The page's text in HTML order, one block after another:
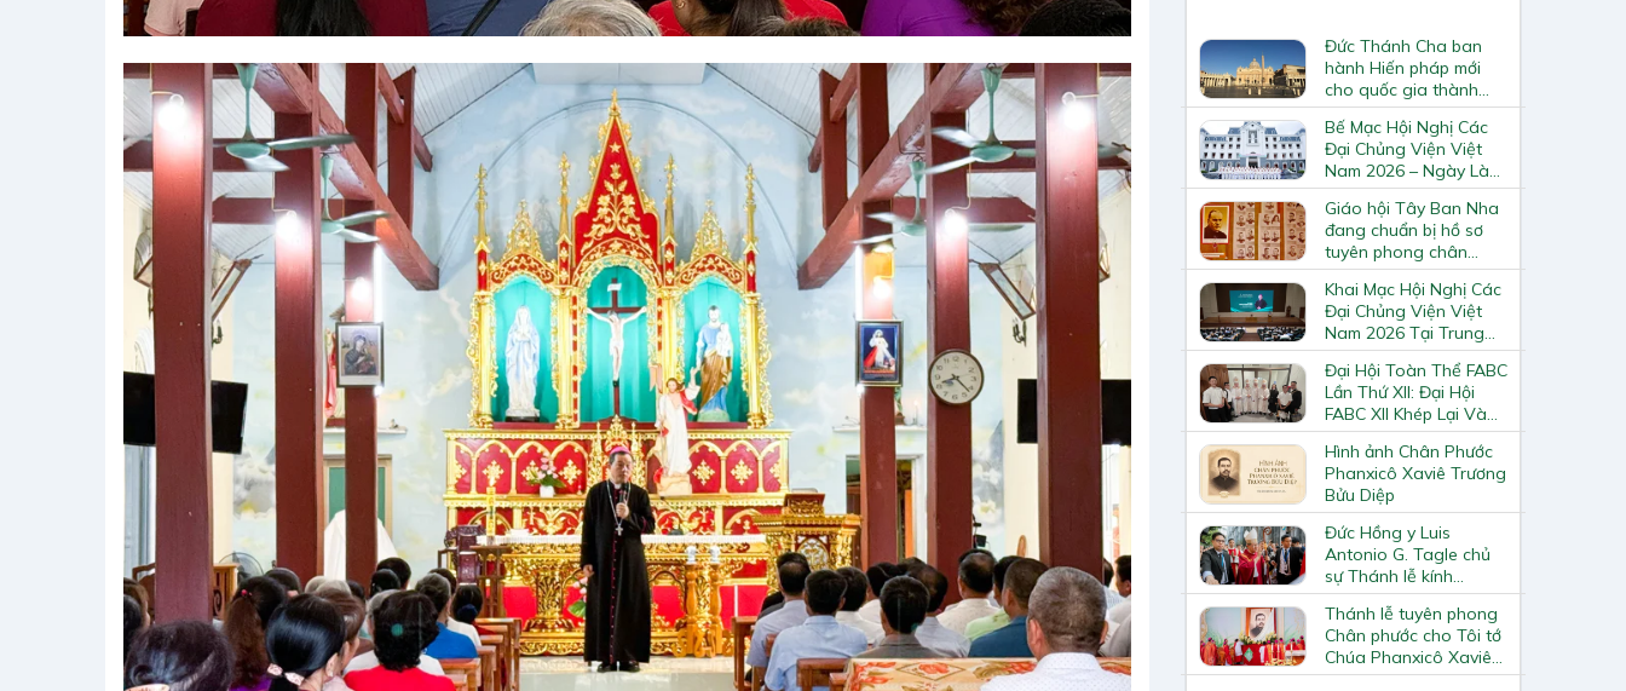
Đức Thánh Cha ban
hành Hiến pháp mới
cho quốc gia thành
Vatican
Bế Mạc Hội Nghị Các
Đại Chủng Viện Việt
Nam 2026 – Ngày Làm
Việc Cuối Cùng
Giáo hội Tây Ban Nha
đang chuẩn bị hồ sơ
tuyên phong chân
phước và phong thánh
cho 3.344 vị
Khai Mạc Hội Nghị Các
Đại Chủng Viện Việt
Nam 2026 Tại Trung
Tâm Mục Vụ Giáo
Phận Vinh
Đại Hội Toàn Thể FABC
Lần Thứ XII: Đại Hội
FABC XII Khép Lại Và
Mở Ra Một Hành Trình
Mới Cho Giáo Hội Tại
Châu Á
Hình ảnh Chân Phước
Phanxicô Xaviê Trương
Bửu Diệp
Đức Hồng y Luis
Antonio G. Tagle chủ
sự Thánh lễ kính
Thánh Tô-ma Tông đồ
tại Nhà thờ Chính tòa
Hà Nội
Thánh lễ tuyên phong
Chân phước cho Tôi tớ
Chúa Phanxicô Xaviê
Trương Bửu Diệp